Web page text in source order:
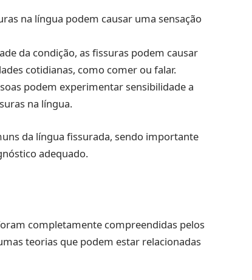
na língua podem causar uma sensação
da condição, as fissuras podem causar
cotidianas, como comer ou falar.
podem experimentar sensibilidade a
na língua.
da língua fissurada, sendo importante
adequado.
completamente compreendidas pelos
teorias que podem estar relacionadas